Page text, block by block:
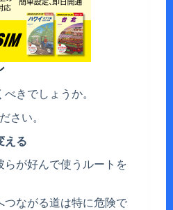
きでしょうか。
さい。
える
らが好んで使うルートを
つながる道は特に危険で